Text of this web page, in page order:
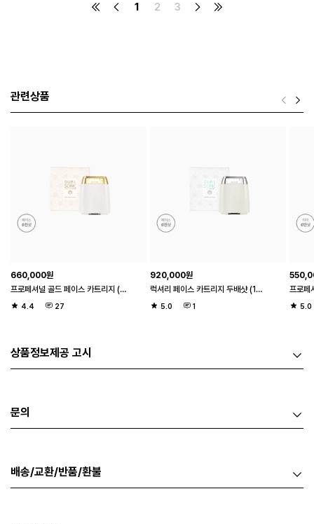
관련상품
4.4 27
프로페셔널 골드 페이스 카트리지 (1샷 20도트 / 페이스 6천샷)
660,000원
5.0 1
럭셔리 페이스 카트리지 두배샷 (1샷 20도트 / 페이스 6천샷)
920,000원
5.0
상품정보제공 고시
문의
배송/교환/반품/환불